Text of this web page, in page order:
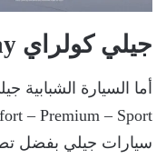
جيلي كولراي Coolray
أما السيارة الشبابية
سيارات جيلي بفضل